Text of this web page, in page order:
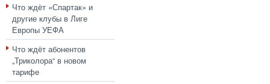
Что ждёт «Спартак» и
другие клубы в Лиге
Европы УЕФА
Что ждёт абонентов
„Триколора“ в новом
тарифе